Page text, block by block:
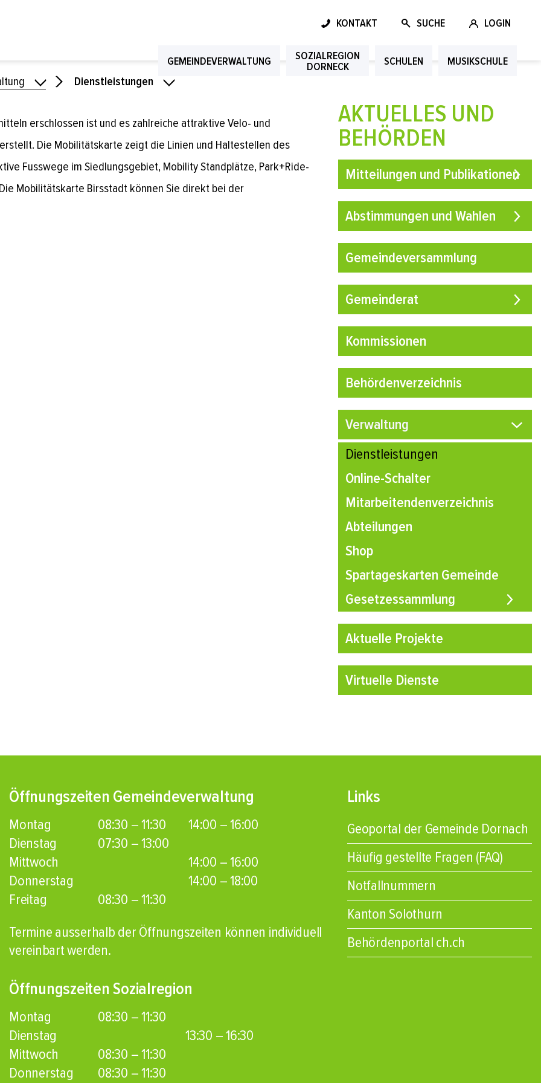
KONTAKT SUCHE LOGIN
GEMEINDEVERWALTUNG
SOZIALREGION
DORNECK
SCHULEN MUSIKSCHULE
AKTUELLES UND
BEHÖRDEN
Mitteilungen und Publikationen
Abstimmungen und Wahlen
Gemeindeversammlung
Gemeinderat
Kommissionen
Behördenverzeichnis
Verwaltung
Dienstleistungen
Online-Schalter
Mitarbeitendenverzeichnis
Abteilungen
Shop
Spartageskarten Gemeinde
Gesetzessammlung
Aktuelle Projekte
Virtuelle Dienste
BIRSSTADT
Dienstleistungen
erschlossen ist und es zahlreiche attraktive Velo- und
Die Mobilitätskarte zeigt die Linien und Haltestellen des
Fusswege im Siedlungsgebiet, Mobility Standplätze, Park+Ride-
Mobilitätskarte Birsstadt können Sie direkt bei der
Öffnungszeiten Gemeindeverwaltung
Montag 08:30 – 11:30
14:00 – 16:00
Dienstag
07:30 – 13:00
Mittwoch
14:00 – 16:00
Donnerstag
14:00 – 18:00
Freitag
08:30 – 11:30
Termine ausserhalb der Öffnungszeiten können individuell
vereinbart werden.
Öffnungszeiten Sozialregion
Montag
08:30 – 11:30
Dienstag
13:30 – 16:30
Mittwoch
08:30 – 11:30
Donnerstag
08:30 – 11:30
Links
Geoportal der Gemeinde Dornach
Häufig gestellte Fragen (FAQ)
Notfallnummern
Kanton Solothurn
Behördenportal ch.ch